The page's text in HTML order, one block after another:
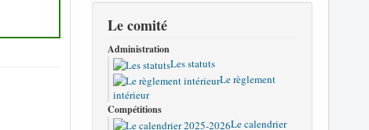
Le comité
Administration
Les statuts
Le règlement
intérieur
Compétitions
Le calendrier